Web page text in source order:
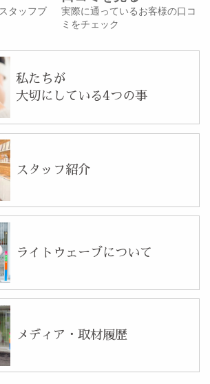
タッフブ
実際に通っているお客様の口コ
ミをチェック
私たちが
大切にしている4つの事
スタッフ紹介
ライトウェーブについて
メディア・取材履歴